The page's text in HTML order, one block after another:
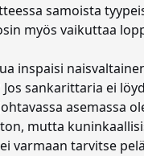
samoista
myös vaikuttaa
inspaisi
sankarittaria ei
asemassa
mutta
varmaan tarvitse